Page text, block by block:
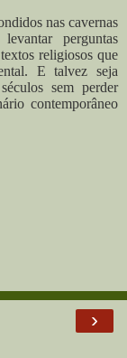
nas cavernas
perguntas
religiosos que
E talvez seja
sem perder
contemporâneo
›